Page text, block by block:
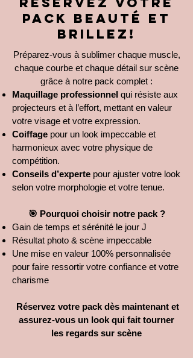
pack beauté et
brillez!
Préparez-vous à sublimer chaque muscle,
chaque courbe et chaque détail sur scène
grâce à notre pack complet :
Maquillage professionnel qui résiste aux
projecteurs et à l’effort, mettant en valeur
votre visage et votre expression.
Coiffage pour un look impeccable et
harmonieux avec votre physique de
compétition.
Conseils d’experte pour ajuster votre look
selon votre morphologie et votre tenue.
🎯 Pourquoi choisir notre pack ?
Gain de temps et sérénité le jour J
Résultat photo & scène impeccable
Une mise en valeur 100% personnalisée
pour faire ressortir votre confiance et votre
charisme
Réservez votre pack dès maintenant et
assurez-vous un look qui fait tourner
les regards sur scène